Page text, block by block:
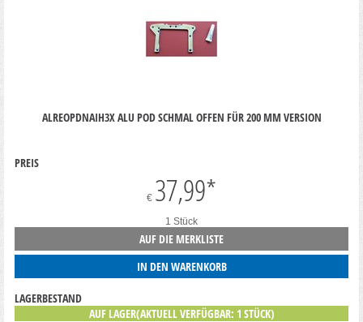
ALREOPDNAIH3X ALU POD SCHMAL OFFEN FÜR 200 MM VERSION
PREIS
€ 37,99*
1 Stück
AUF DIE MERKLISTE
IN DEN WARENKORB
LAGERBESTAND
AUF LAGER(AKTUELL VERFÜGBAR: 1 STÜCK)